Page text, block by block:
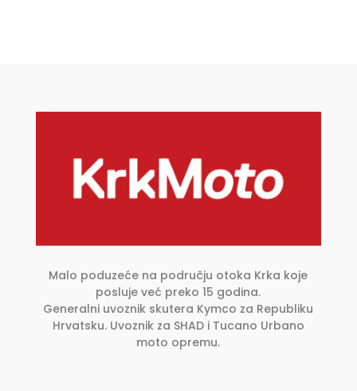
mogu
proizvoda
Malo poduzeće na području otoka Krka koje
posluje već preko 15 godina.
Generalni uvoznik skutera Kymco za Republiku
Hrvatsku. Uvoznik za SHAD i Tucano Urbano
moto opremu.